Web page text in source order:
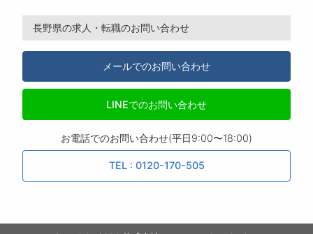
長野県の求人・転職のお問い合わせ
メールでのお問い合わせ
LINEでのお問い合わせ
お電話でのお問い合わせ(平日9:00〜18:00)
TEL : 0120-170-505